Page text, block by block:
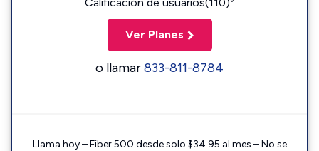
Ver Planes
o llamar833-811-8784
Llama hoy – Fiber 500 desde solo $34.95 al mes – No se